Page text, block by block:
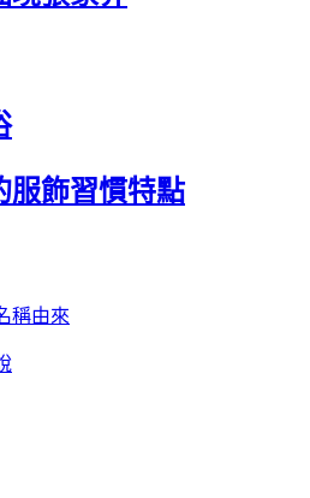
服飾習慣特點
稱由來